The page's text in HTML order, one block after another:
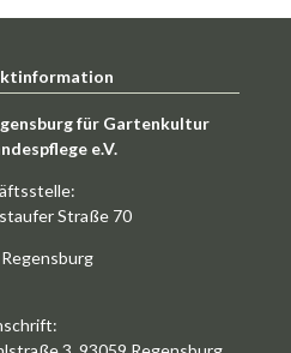
für Gartenkultur
e.V.
Straße 70